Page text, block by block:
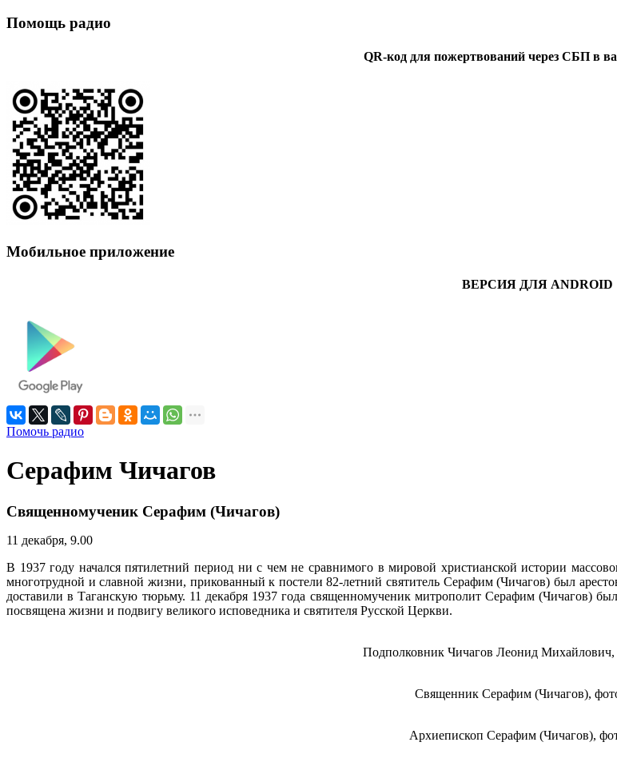
Помощь радио
QR-код для пожертвований через СБП в
Мобильное приложение
ВЕРСИЯ ДЛЯ ANDROID
Помочь радио
Серафим Чичагов
Священномученик Серафим (Чичагов)
11 декабря, 9.00
В 1937 году начался пятилетний период ни с чем не сравнимого в мировой христианской истории
многотрудной и славной жизни, прикованный к постели 82-летний святитель Серафим (Чичагов) был
доставили в Таганскую тюрьму. 11 декабря 1937 года священномученик митрополит Серафим (Чичагов)
посвящена жизни и подвигу великого исповедника и святителя Русской Церкви.
Подполковник Чичагов Леонид Михайлович,
Священник Серафим (Чичагов),
Архиепископ Серафим (Чичагов),